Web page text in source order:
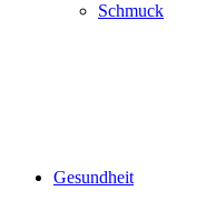
Schmuck
Gesundheit